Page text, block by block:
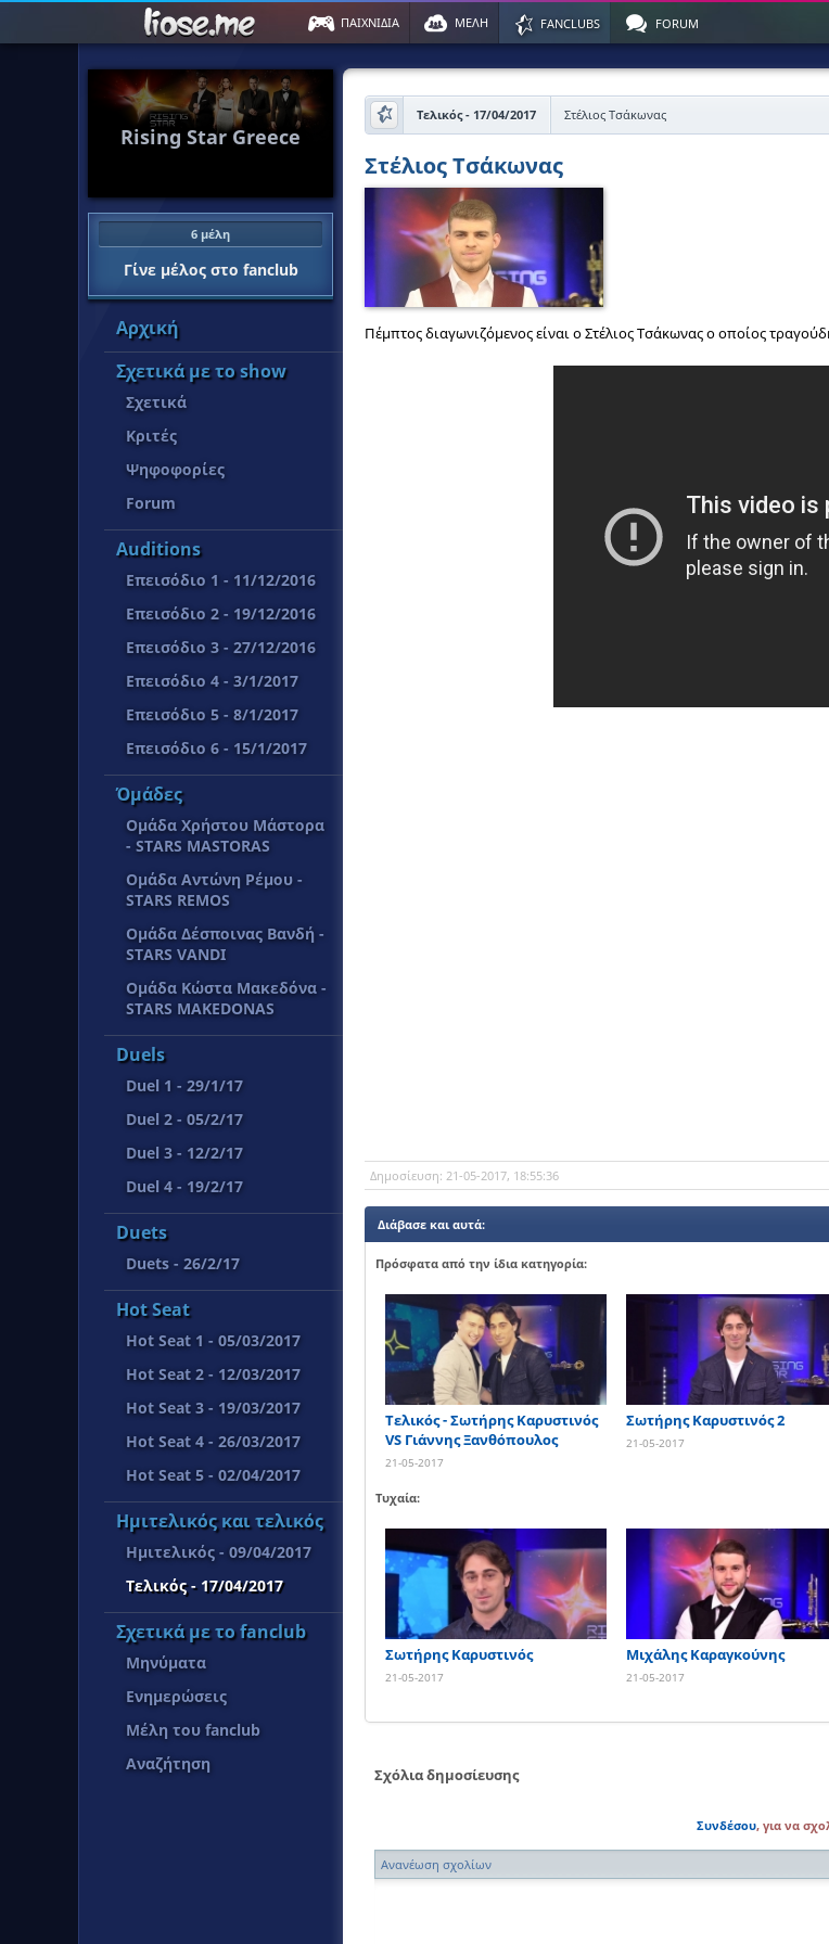
ΠΑΙΧΝΙΔΙΑ ΜΕΛΗ FANCLUBS FORUM
Rising Star Greece
6 μέλη
Γίνε μέλος στο fanclub
Αρχική
Σχετικά με το show
Σχετικά
Κριτές
Ψηφοφορίες
Forum
Auditions
Επεισόδιο 1 - 11/12/2016
Επεισόδιο 2 - 19/12/2016
Επεισόδιο 3 - 27/12/2016
Επεισόδιο 4 - 3/1/2017
Επεισόδιο 5 - 8/1/2017
Επεισόδιο 6 - 15/1/2017
Όμάδες
Ομάδα Χρήστου Μάστορα
- STARS MASTORAS
Ομάδα Αντώνη Ρέμου -
STARS REMOS
Ομάδα Δέσποινας Βανδή -
STARS VANDI
Όμάδα Κώστα Μακεδόνα -
STARS MAKEDONAS
Duels
Duel 1 - 29/1/17
Duel 2 - 05/2/17
Duel 3 - 12/2/17
Duel 4 - 19/2/17
Duets
Duets - 26/2/17
Hot Seat
Hot Seat 1 - 05/03/2017
Hot Seat 2 - 12/03/2017
Hot Seat 3 - 19/03/2017
Hot Seat 4 - 26/03/2017
Hot Seat 5 - 02/04/2017
Ημιτελικός και τελικός
Ημιτελικός - 09/04/2017
Τελικός - 17/04/2017
Σχετικά με το fanclub
Μηνύματα
Ενημερώσεις
Μέλη του fanclub
Αναζήτηση
Τελικός - 17/04/2017 Στέλιος Τσάκωνας
Στέλιος Τσάκωνας
Πέμπτος διαγωνιζόμενος είναι ο Στέλιος Τσάκωνας ο οποίος
Δημοσίευση: 21-05-2017, 18:55:36
Διάβασε και αυτά:
Πρόσφατα από την ίδια κατηγορία:
Τελικός - Σωτήρης Καρυστινός
VS Γιάννης Ξανθόπουλος
21-05-2017
Σωτήρης Καρυστινός 2
21-05-2017
Τυχαία:
Σωτήρης Καρυστινός
21-05-2017
Μιχάλης Καραγκούνης
21-05-2017
Σχόλια δημοσίευσης
Συνδέσου, για να
Ανανέωση σχολίων